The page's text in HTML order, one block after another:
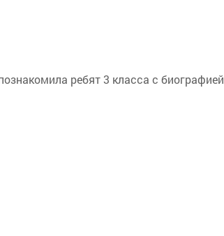
ребят 3 класса с биографией